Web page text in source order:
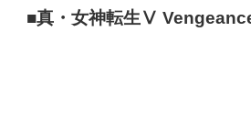
■真・女神転生Ⅴ